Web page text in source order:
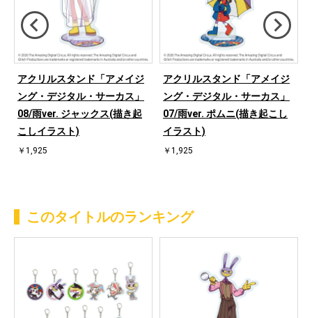
アクリルスタンド「アメイジ
ング・デジタル・サーカス」
08/雨ver. ジャックス(描き起
こしイラスト)
￥1,925
アクリルスタンド「アメイジ
ング・デジタル・サーカス」
07/雨ver. ポムニ(描き起こし
イラスト)
￥1,925
このタイトルのランキング